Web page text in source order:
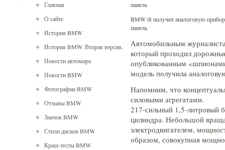
Главная
О сайте
История BMW
История BMW. Вторая версия.
Новости автомира
Новости BMW
Фотографии BMW
Отзывы BMW
Значок BMW
Стили дисков BMW
Краш-тесты BMW
BMW i8 получит аналоговую
панель
Автомобильным
который проходил
опубликованным
модель получила
Напомним, что
силовыми агрегатами.
217-сильный 1,5-литровый
цилиндра. Небольшой
электродвигателем,
образом, совокупная